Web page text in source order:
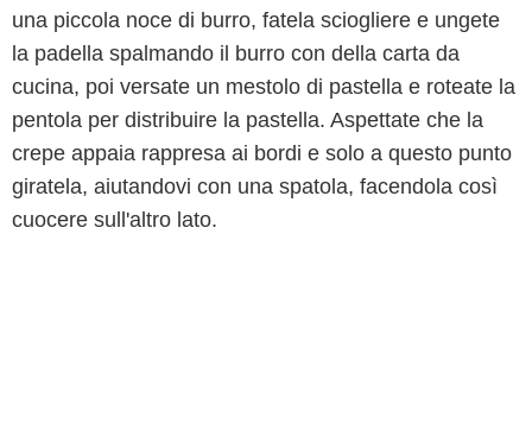
una piccola noce di burro, fatela sciogliere e ungete
la padella spalmando il burro con della carta da
cucina, poi versate un mestolo di pastella e roteate la
pentola per distribuire la pastella. Aspettate che la
crepe appaia rappresa ai bordi e solo a questo punto
giratela, aiutandovi con una spatola, facendola così
cuocere sull'altro lato.